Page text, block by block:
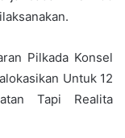
Pilkada Konsel
Untuk 12
Tapi Realita